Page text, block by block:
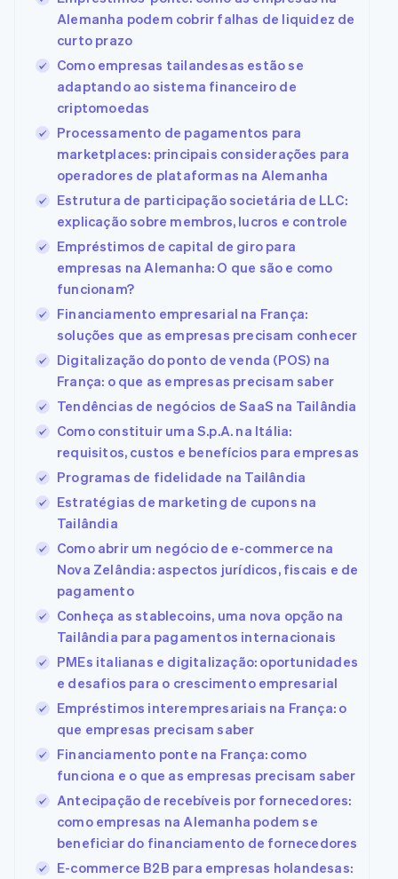
Alemanha podem cobrir falhas de liquidez de
curto prazo
Como empresas tailandesas estão se
adaptando ao sistema financeiro de
criptomoedas
Processamento de pagamentos para
marketplaces: principais considerações para
operadores de plataformas na Alemanha
Estrutura de participação societária de LLC:
explicação sobre membros, lucros e controle
Empréstimos de capital de giro para
empresas na Alemanha: O que são e como
funcionam?
Financiamento empresarial na França:
soluções que as empresas precisam conhecer
Digitalização do ponto de venda (POS) na
França: o que as empresas precisam saber
Tendências de negócios de SaaS na Tailândia
Como constituir uma S.p.A. na Itália:
requisitos, custos e benefícios para empresas
Programas de fidelidade na Tailândia
Estratégias de marketing de cupons na
Tailândia
Como abrir um negócio de e-commerce na
Nova Zelândia: aspectos jurídicos, fiscais e de
pagamento
Conheça as stablecoins, uma nova opção na
Tailândia para pagamentos internacionais
PMEs italianas e digitalização: oportunidades
e desafios para o crescimento empresarial
Empréstimos interempresariais na França: o
que empresas precisam saber
Financiamento ponte na França: como
funciona e o que as empresas precisam saber
Antecipação de recebíveis por fornecedores:
como empresas na Alemanha podem se
beneficiar do financiamento de fornecedores
E-commerce B2B para empresas holandesas: